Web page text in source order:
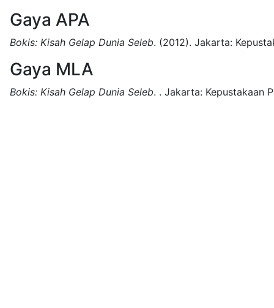
Gaya APA
Bokis: Kisah Gelap Dunia Seleb. (2012). Jakarta:
Gaya MLA
Bokis: Kisah Gelap Dunia Seleb. . Jakarta: Kepustakaan